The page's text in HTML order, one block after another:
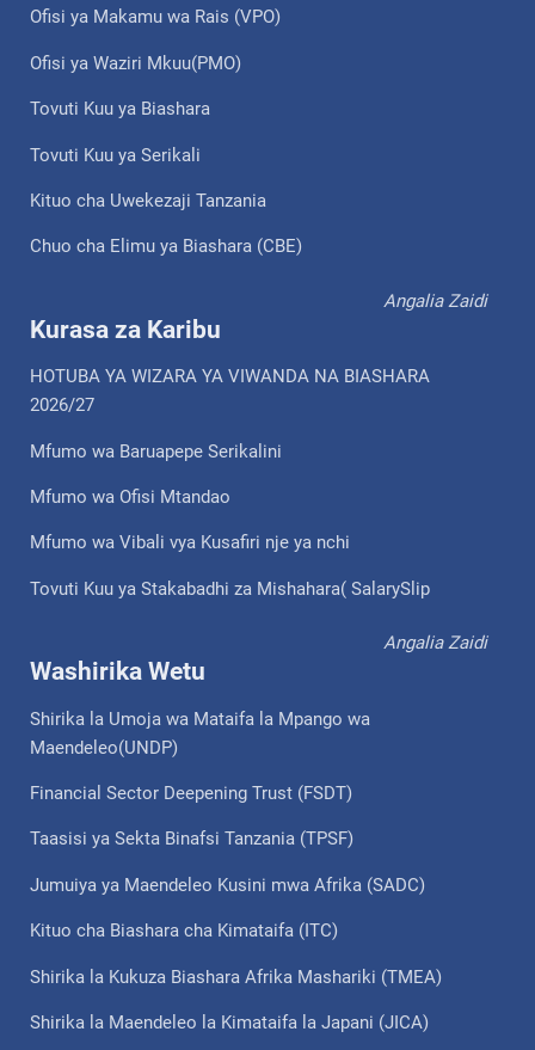
Ofisi ya Makamu wa Rais (VPO)
Ofisi ya Waziri Mkuu(PMO)
Tovuti Kuu ya Biashara
Tovuti Kuu ya Serikali
Kituo cha Uwekezaji Tanzania
Chuo cha Elimu ya Biashara (CBE)
Angalia Zaidi
Kurasa za Karibu
HOTUBA YA WIZARA YA VIWANDA NA BIASHARA
2026/27
Mfumo wa Baruapepe Serikalini
Mfumo wa Ofisi Mtandao
Mfumo wa Vibali vya Kusafiri nje ya nchi
Tovuti Kuu ya Stakabadhi za Mishahara( SalarySlip
Angalia Zaidi
Washirika Wetu
Shirika la Umoja wa Mataifa la Mpango wa
Maendeleo(UNDP)
Financial Sector Deepening Trust (FSDT)
Taasisi ya Sekta Binafsi Tanzania (TPSF)
Jumuiya ya Maendeleo Kusini mwa Afrika (SADC)
Kituo cha Biashara cha Kimataifa (ITC)
Shirika la Kukuza Biashara Afrika Mashariki (TMEA)
Shirika la Maendeleo la Kimataifa la Japani (JICA)